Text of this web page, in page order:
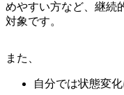
めやすい方など、継続
対象です。
また、
自分では状態変